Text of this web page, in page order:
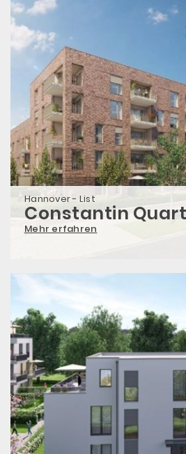
Hannover - List
Constantin
Mehr erfahren